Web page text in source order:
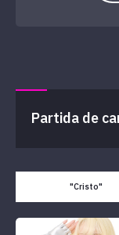
Partida de
"Cristo"